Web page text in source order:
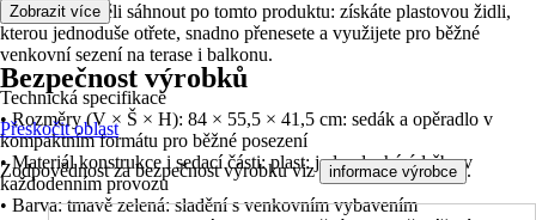
Proto byste měli sáhnout po tomto produktu: získáte plastovou židli,
kterou jednoduše otřete, snadno přenesete a využijete pro běžné
venkovní sezení na terase i balkonu.
Technická specifikace
• Rozměry (V × Š × H): 84 × 55,5 × 41,5 cm: sedák a opěradlo v
kompaktním formátu pro běžné posezení
• Materiál konstrukce i sedací části: plast: jednoduchá údržba v
každodenním provozu
• Barva: tmavě zelená: sladění s venkovním vybavením
Zobrazit více
Bezpečnost výrobků
Přeskočit oblast
Zodpovědnost za bezpečnost výrobku viz informace výrobce .